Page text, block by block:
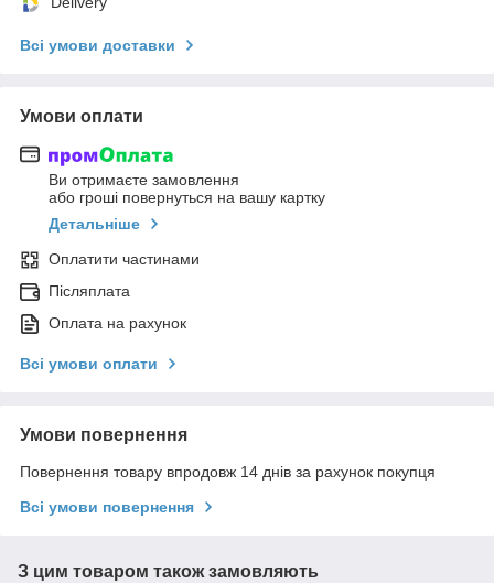
Всі умови доставки
Умови оплати
Ви отримаєте замовлення
або гроші повернуться на вашу картку
Детальніше
Оплатити частинами
Післяплата
Оплата на рахунок
Всі умови оплати
Умови повернення
Повернення товару впродовж 14 днів за рахунок покупця
Всі умови повернення
З цим товаром також замовляють